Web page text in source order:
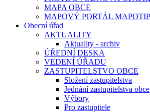
MAPA OBCE
MAPOVÝ PORTÁL MAPOTIP
Obecní úřad
AKTUALITY
Aktuality - archiv
ÚŘEDNÍ DESKA
VEDENÍ ÚŘADU
ZASTUPITELSTVO OBCE
Složení zastupitelstva
Jednání zastupitelstva obce
Výbory
Pro zastupitele